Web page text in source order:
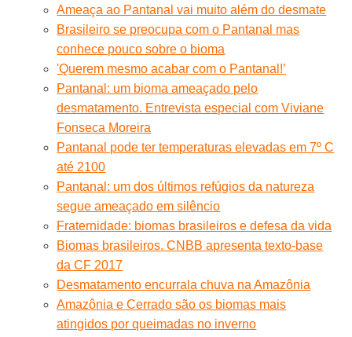
Ameaça ao Pantanal vai muito além do desmate
Brasileiro se preocupa com o Pantanal mas
conhece pouco sobre o bioma
'Querem mesmo acabar com o Pantanal!’
Pantanal: um bioma ameaçado pelo
desmatamento. Entrevista especial com Viviane
Fonseca Moreira
Pantanal pode ter temperaturas elevadas em 7º C
até 2100
Pantanal: um dos últimos refúgios da natureza
segue ameaçado em silêncio
Fraternidade: biomas brasileiros e defesa da vida
Biomas brasileiros. CNBB apresenta texto-base
da CF 2017
Desmatamento encurrala chuva na Amazônia
Amazônia e Cerrado são os biomas mais
atingidos por queimadas no inverno